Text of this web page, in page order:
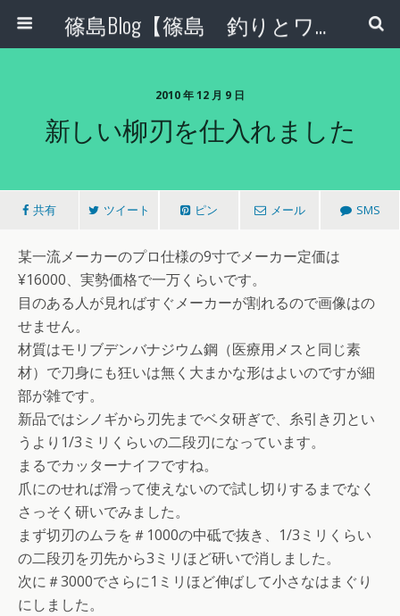
篠島Blog【篠島 釣りとワンコとエコな日々】
2010 年 12 月 9 日
新しい柳刃を仕入れました
共有 ツイート ピン メール SMS
某一流メーカーのプロ仕様の9寸でメーカー定価は
¥16000、実勢価格で一万くらいです。
目のある人が見ればすぐメーカーが割れるので画像はの
せません。
材質はモリブデンバナジウム鋼（医療用メスと同じ素
材）で刀身にも狂いは無く大まかな形はよいのですが細
部が雑です。
新品ではシノギから刃先までベタ研ぎで、糸引き刃とい
うより1/3ミリくらいの二段刃になっています。
まるでカッターナイフですね。
爪にのせれば滑って使えないので試し切りするまでなく
さっそく研いでみました。
まず切刃のムラを＃1000の中砥で抜き、1/3ミリくらい
の二段刃を刃先から3ミリほど研いで消しました。
次に＃3000でさらに1ミリほど伸ばして小さなはまぐり
にしました。